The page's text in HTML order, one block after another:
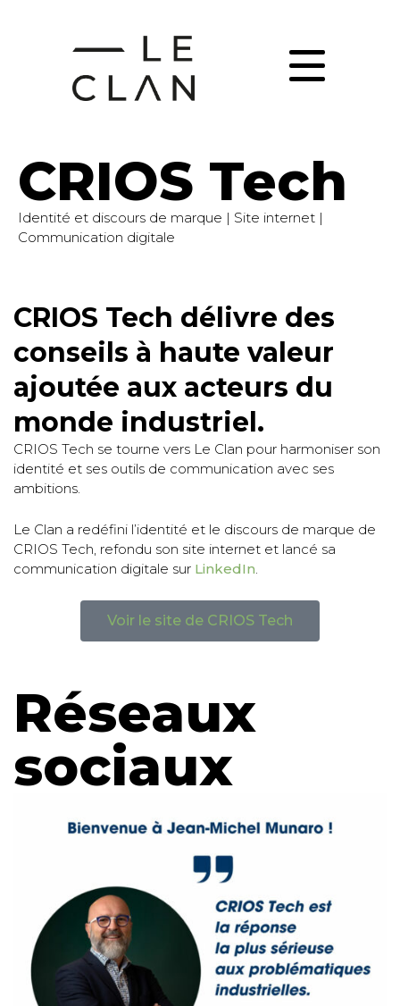
CRIOS Tech
Identité et discours de marque | Site internet |
Communication digitale
CRIOS Tech délivre des
conseils à haute valeur
ajoutée aux acteurs du
monde industriel.
CRIOS Tech se tourne vers Le Clan pour harmoniser son
identité et ses outils de communication avec ses
ambitions.
Le Clan a redéfini l’identité et le discours de marque de
CRIOS Tech, refondu son site internet et lancé sa
communication digitale sur LinkedIn.
Voir le site de CRIOS Tech
Réseaux
sociaux